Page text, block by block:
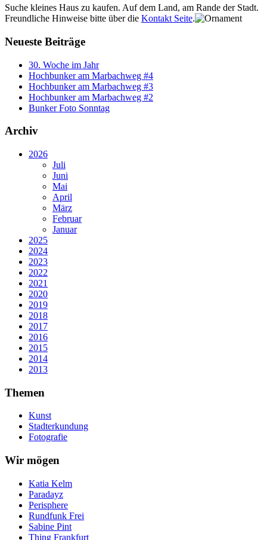
Suche kleines Haus zu kaufen. Auf dem Land, am Rande der Stadt.
Freundliche Hinweise bitte über die Kontakt Seite.
Neueste Beiträge
30. Woche im Jahr
Hochbunker am Marbachweg #4
Hochbunker am Marbachweg #3
Hochbunker am Marbachweg #2
Bunker Foto Sonntag
Archiv
2026
Juli
Juni
Mai
April
März
Februar
Januar
2025
2024
2023
2022
2021
2020
2019
2018
2017
2016
2015
2014
2013
Themen
Kunst
Stadterkundung
Fotografie
Wir mögen
Katia Kelm
Paradayz
Perisphere
Rundfunk Frei
Sabine Pint
Thing Frankfurt